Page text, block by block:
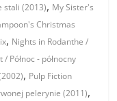
stali (2013), My Sister's
Christmas
, Nights in Rodanthe /
Północ - północny
, Pulp Fiction
pelerynie (2011),